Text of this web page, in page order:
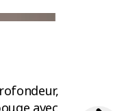
cours en groupe
l’expérience
coach au gym
au féminin.